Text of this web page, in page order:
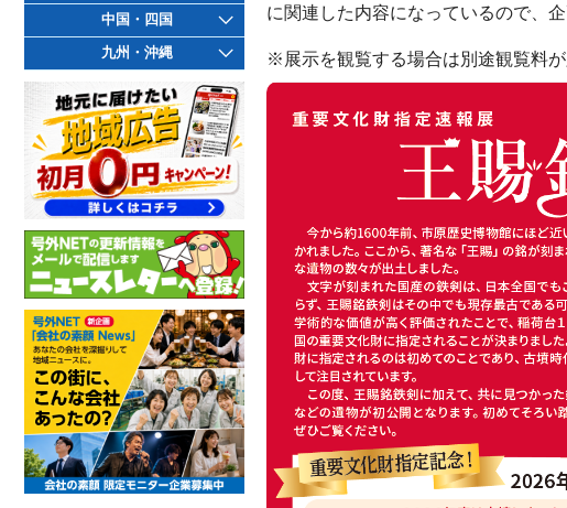
に関連した内容になっているので、
※展示を観覧する場合は別途観覧料
中国・四国
九州・沖縄